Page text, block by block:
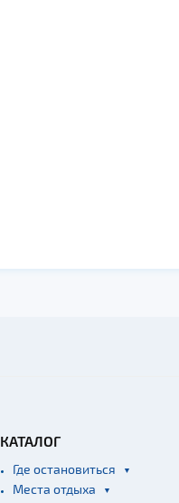
КАТАЛОГ
Где остановиться
Места отдыха